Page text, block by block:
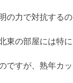
の力で対抗するの
東の部屋には特に
ですが、熟年カッ